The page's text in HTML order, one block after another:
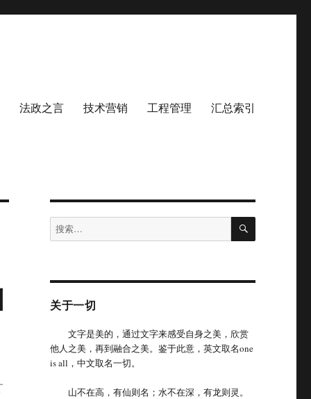
法政之言 技术营销 工程管理 汇总索引
搜
索：
搜
关于一切
文字是美的，通过文字来感受自身之美，欣赏
他人之美，再到融合之美。鉴于此意，英文取名one
is all，中文取名一切。
山不在高，有仙则名；水不在深，有龙则灵。